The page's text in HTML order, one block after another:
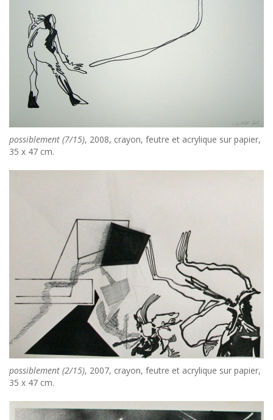
possiblement (7/15), 2008, crayon, feutre et acrylique sur papier,
35 x 47 cm.
possiblement (2/15), 2007, crayon, feutre et acrylique sur papier,
35 x 47 cm.